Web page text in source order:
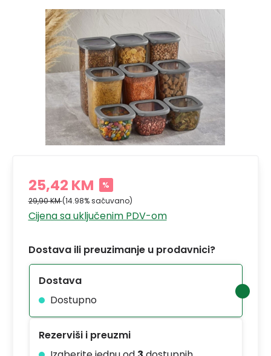
25,42 KM %
29,90 KM(14.98% sačuvano)
Cijena sa uključenim PDV-om
Dostava ili preuzimanje u prodavnici?
Dostava
Dostupno
Rezerviši i preuzmi